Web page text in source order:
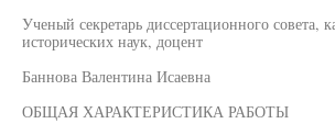
Ученый секретарь диссертационного совета,
исторических наук, доцент
Баннова Валентина Исаевна
ОБЩАЯ ХАРАКТЕРИСТИКА РАБОТЫ